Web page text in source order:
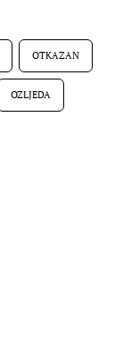
OTKAZAN
OZLJEDA